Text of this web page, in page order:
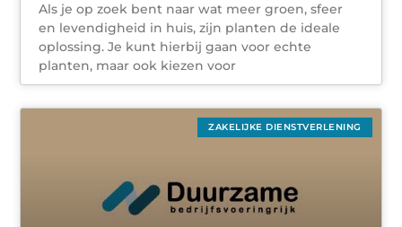
Als je op zoek bent naar wat meer groen, sfeer
en levendigheid in huis, zijn planten de ideale
oplossing. Je kunt hierbij gaan voor echte
planten, maar ook kiezen voor
ZAKELIJKE DIENSTVERLENING